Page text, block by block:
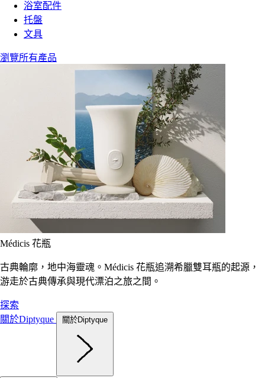
浴室配件
托盤
文具
瀏覽所有產品
Médicis 花瓶
古典輪廓，地中海靈魂。Médicis 花瓶追溯希臘雙耳瓶的起源，
游走於古典傳承與現代漂泊之旅之間。
探索
關於Diptyque
關於Diptyque